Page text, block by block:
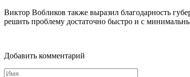
Виктор Вобликов также выразил благодарность
решить проблему достаточно быстро и с
Добавить комментарий
Имя